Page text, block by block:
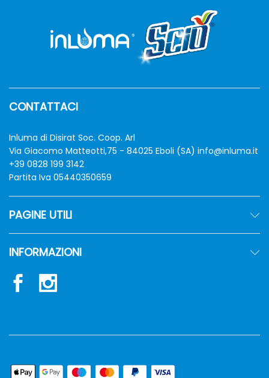
CONTATTACI
Inluma di Disirat Soc. Coop. Arl
Via Giacomo Matteotti,75 - 84025 Eboli (SA) info@inluma.it
+39 0828 199 3142
Partita Iva 05440350659
PAGINE UTILI
INFORMAZIONI